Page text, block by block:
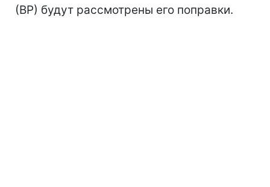
(ВР) будут рассмотрены его поправки.